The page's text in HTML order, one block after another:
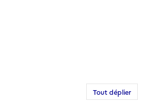
Tout déplier